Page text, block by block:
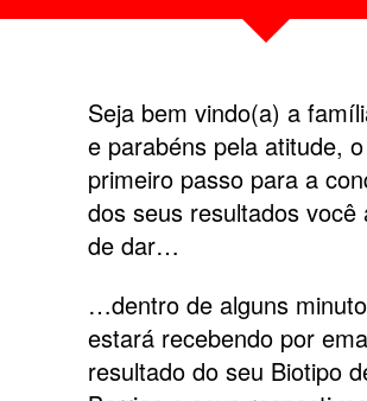
Seja bem vindo(a) a
e parabéns pela atitude, o
primeiro passo para a
dos seus resultados você
de dar…
…dentro de alguns
estará recebendo por
resultado do seu Biotipo